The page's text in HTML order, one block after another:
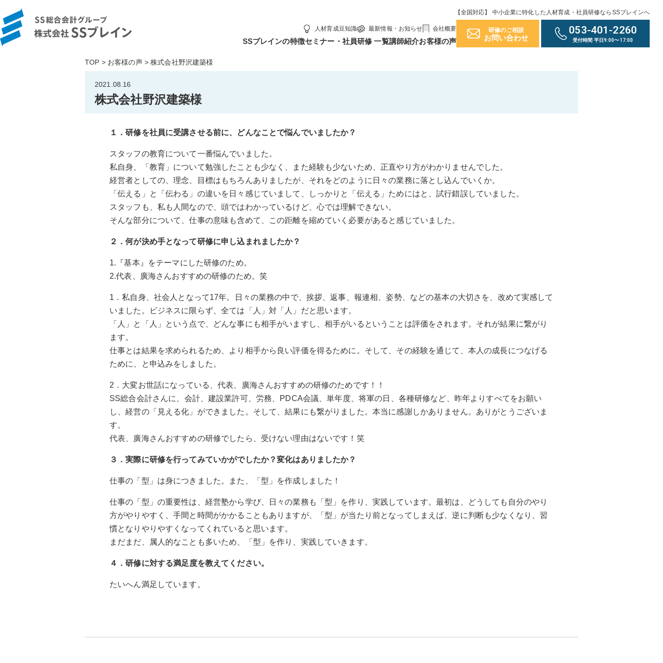
人材育成豆知識 最新情報・お知らせ 会社概要
SSブレインの特徴セミナー・社員研修 一覧講師紹介お客様の声
【全国対応】 中小企業に特化した人材育成・社員研修ならSSブレインへ
053-401-2260
受付時間 平日9:00〜17:00
研修のご相談
お問い合わせ
TOP お客様の声 株式会社野沢建築様
2021.08.16
株式会社野沢建築様
１．研修を社員に受講させる前に、どんなことで悩んでいましたか？
スタッフの教育について一番悩んでいました。
私自身、「教育」について勉強したことも少なく、また経験も少ないため、正直やり方がわかりませんでした。
経営者としての、理念、目標はもちろんありましたが、それをどのように日々の業務に落とし込んでいくか。
「伝える」と「伝わる」の違いを日々感じていまして、しっかりと「伝える」ためにはと、試行錯誤していました。
スタッフも、私も人間なので、頭ではわかっているけど、心では理解できない。
そんな部分について、仕事の意味も含めて、この距離を縮めていく必要があると感じていました。
２．何が決め手となって研修に申し込まれましたか？
1.『基本』をテーマにした研修のため。
2.代表、廣海さんおすすめの研修のため。笑
1．私自身、社会人となって17年。日々の業務の中で、挨拶、返事、報連相、姿勢、などの基本の大切さを、改めて実感して
いました。ビジネスに限らず、全ては「人」対「人」だと思います。
「人」と「人」という点で、どんな事にも相手がいますし、相手がいるということは評価をされます。それが結果に繋がり
ます。
仕事とは結果を求められるため、より相手から良い評価を得るために。そして、その経験を通じて、本人の成長につなげる
ために、と申込みをしました。
2．大変お世話になっている、代表、廣海さんおすすめの研修のためです！！
SS総合会計さんに、会計、建設業許可、労務、PDCA会議、単年度、将軍の日、各種研修など、昨年よりすべてをお願い
し、経営の「見える化」ができました。そして、結果にも繋がりました。本当に感謝しかありません。ありがとうございま
す。
代表、廣海さんおすすめの研修でしたら、受けない理由はないです！笑
３．実際に研修を行ってみていかがでしたか？変化はありましたか？
仕事の「型」は身につきました。また、「型」を作成しました！
仕事の「型」の重要性は、経営塾から学び、日々の業務も「型」を作り、実践しています。最初は、どうしても自分のやり
方がやりやすく、手間と時間がかかることもありますが、「型」が当たり前となってしまえば、逆に判断も少なくなり、習
慣となりやりやすくなってくれていると思います。
まだまだ、属人的なことも多いため、「型」を作り、実践していきます。
４．研修に対する満足度を教えてください。
たいへん満足しています。